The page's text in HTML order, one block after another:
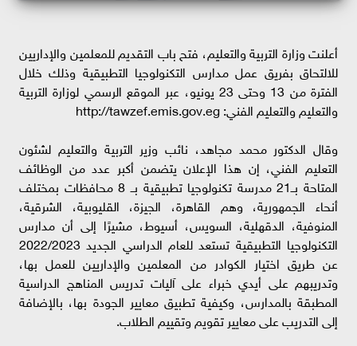
أعلنت وزارة التربية والتعليم، فتح باب التقديم للمعلمين والإداريين
للالتحاق بفريق عمل مدارس التكنولوجيا التطبيقية وذلك خلال
الفترة من 13 وحتى 23 يونيو، عبر الموقع الرسمي لوزارة التربية
والتعليم والتعليم الفني: http://tawzef.emis.gov.eg
وقال الدكتور محمد مجاهد، نائب وزير التربية والتعليم لشئون
التعليم الفني، إن هذا الإعلان يتضمن أكبر عدد من الوظائف
المتاحة بــ21 مدرسة تكنولوجيا تطبيقية بــ 8 محافظات بمختلف
أنحاء الجمهورية، وهم القاهرة، الجيزة، القليوبية، الشرقية،
المنوفية، الدقهلية، السويس، أسيوط، مشيرًا إلى أن مدارس
التكنولوجيا التطبيقية تستعد للعام الدراسي الجديد 2022/2023
عن طريق اختيار الكوادر من المعلمين والإداريين للعمل بها،
وتدريبهم على أيدي خبراء على آليات تدريس المناهج الدراسية
المطبقة بالمدارس، وكيفية تطبيق معايير الجودة بها، بالإضافة
إلى التدريب على معايير تقويم وتقييم الطلاب.